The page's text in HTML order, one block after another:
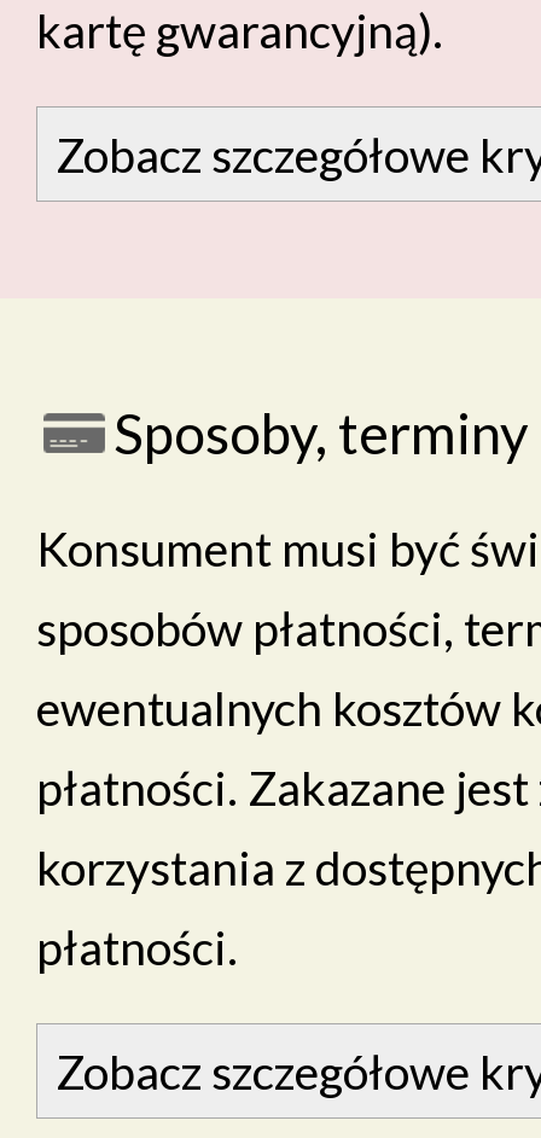
kartę gwarancyjną).
Zobacz szczegółowe
Sposoby,
Konsument musi być
sposobów płatności,
ewentualnych kosztów
płatności. Zakazane
korzystania z
płatności.
Zobacz szczegółowe